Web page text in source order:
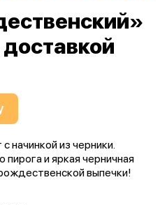
начинкой из черники.
и яркая черничная
выпечки!